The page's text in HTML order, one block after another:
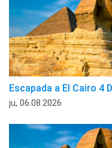
Escapada a El Cairo 4
ju, 06.08.2026